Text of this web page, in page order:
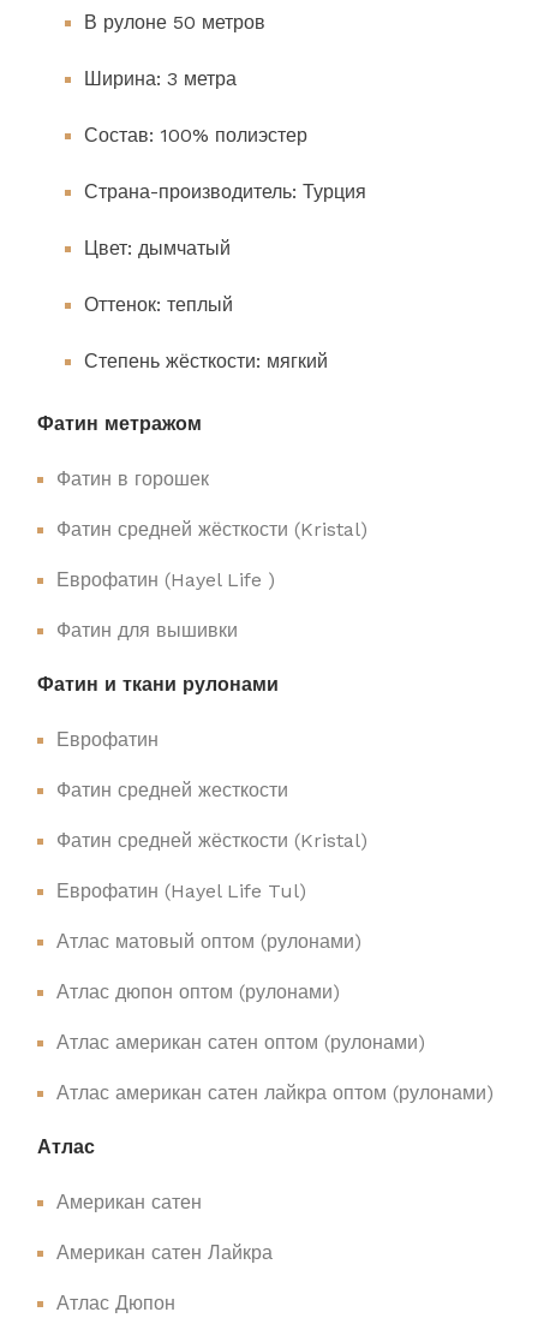
Фатин метражом
Фатин в горошек
Фатин средней жёсткости (Kristal)
Еврофатин (Hayel Life )
Фатин для вышивки
Фатин и ткани рулонами
Еврофатин
Фатин средней жесткости
Фатин средней жёсткости (Kristal)
Еврофатин (Hayel Life Tul)
Атлас матовый оптом (рулонами)
Атлас дюпон оптом (рулонами)
Атлас американ сатен оптом (рулонами)
Атлас американ сатен лайкра оптом (рулонами)
Атлас
Американ сатен
Американ сатен Лайкра
Атлас Дюпон
В рулоне 50 метров
Ширина: 3 метра
Состав: 100% полиэстер
Страна-производитель: Турция
Цвет: дымчатый
Оттенок: теплый
Степень жёсткости: мягкий